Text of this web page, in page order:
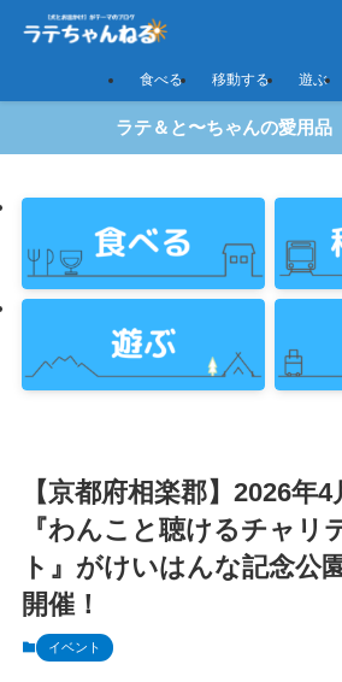
食べる 移動する 遊ぶ
ラテ＆と〜ちゃんの愛用品
【京都府相楽郡】2026年4
『わんこと聴けるチャリ
ト』がけいはんな記念公
開催！
イベント